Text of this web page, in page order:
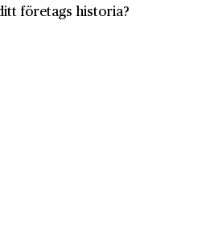
företags historia?